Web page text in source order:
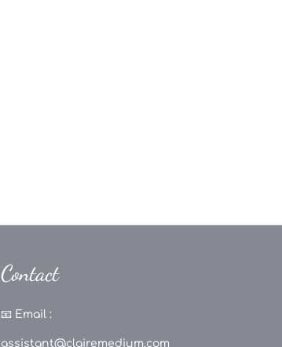
Contact
📧 Email :
assistant@clairemedium.com